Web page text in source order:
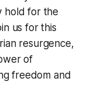
hold for the
us for this
resurgence,
of
freedom and